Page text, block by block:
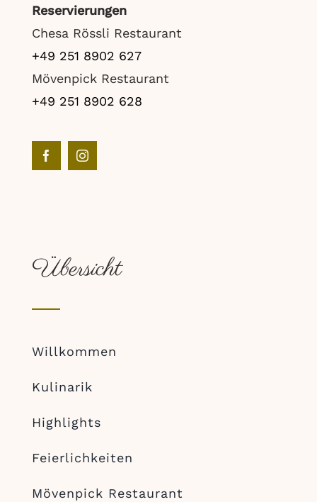
Reservierungen
Chesa Rössli Restaurant
+49 251 8902 627
Mövenpick Restaurant
+49 251 8902 628
Übersicht
Willkommen
Kulinarik
Highlights
Feierlichkeiten
Mövenpick Restaurant